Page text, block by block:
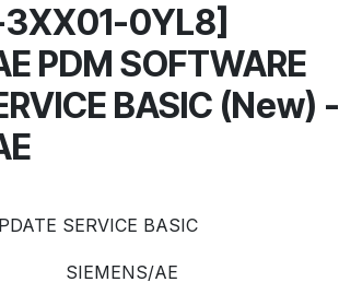
0YL8]
PDM SOFTWARE
BASIC (New) -
SERVICE BASIC
SIEMENS/AE